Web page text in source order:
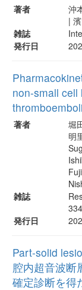
著者
沖
|
雑誌
発行日
non-small
著者
堀
明
雑誌
334
発行日
Part-solid
腔内超音波断
確定診断を得